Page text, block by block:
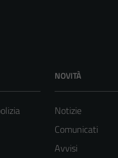
NOVITÀ
Notizie
Comunicati
Avvisi